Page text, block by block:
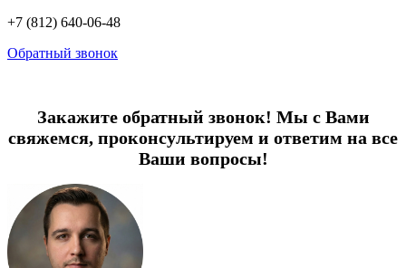
+7 (812) 640-06-48
Обратный звонок
Закажите обратный звонок! Мы с Вами
свяжемся, проконсультируем и ответим на все
Ваши вопросы!